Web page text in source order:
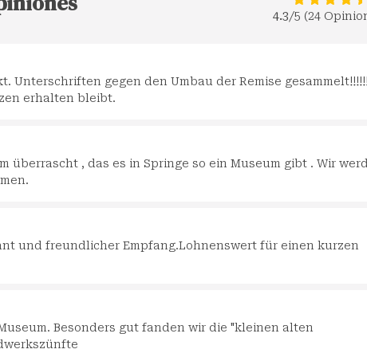
4.3/5 (24
Unterschriften gegen den Umbau der Remise
erhalten bleibt.
überrascht , das es in Springe so ein Museum gibt . Wir
und freundlicher Empfang.Lohnenswert für einen kurzen
Besonders gut fanden wir die "kleinen alten